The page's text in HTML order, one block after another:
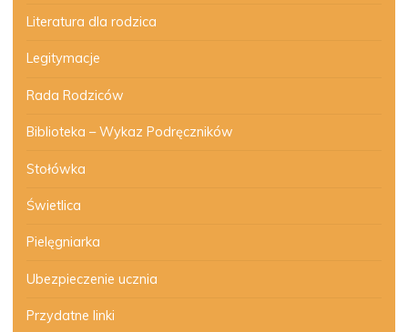
Literatura dla rodzica
Legitymacje
Rada Rodziców
Biblioteka – Wykaz Podręczników
Stołówka
Świetlica
Pielęgniarka
Ubezpieczenie ucznia
Przydatne linki